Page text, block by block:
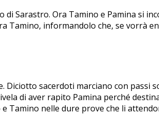
Sarastro. Ora Tamino e Pamina si
informandolo che, se vorrà
sacerdoti marciano con passi
di aver rapito Pamina perché
Tamino nelle dure prove che li